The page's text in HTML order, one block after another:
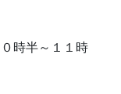
時半～１１時